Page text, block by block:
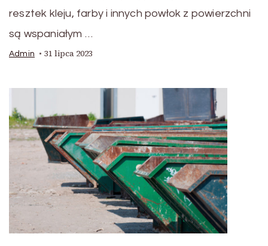
resztek kleju, farby i innych powłok z powierzchni
są wspaniałym …
Admin 31 lipca 2023